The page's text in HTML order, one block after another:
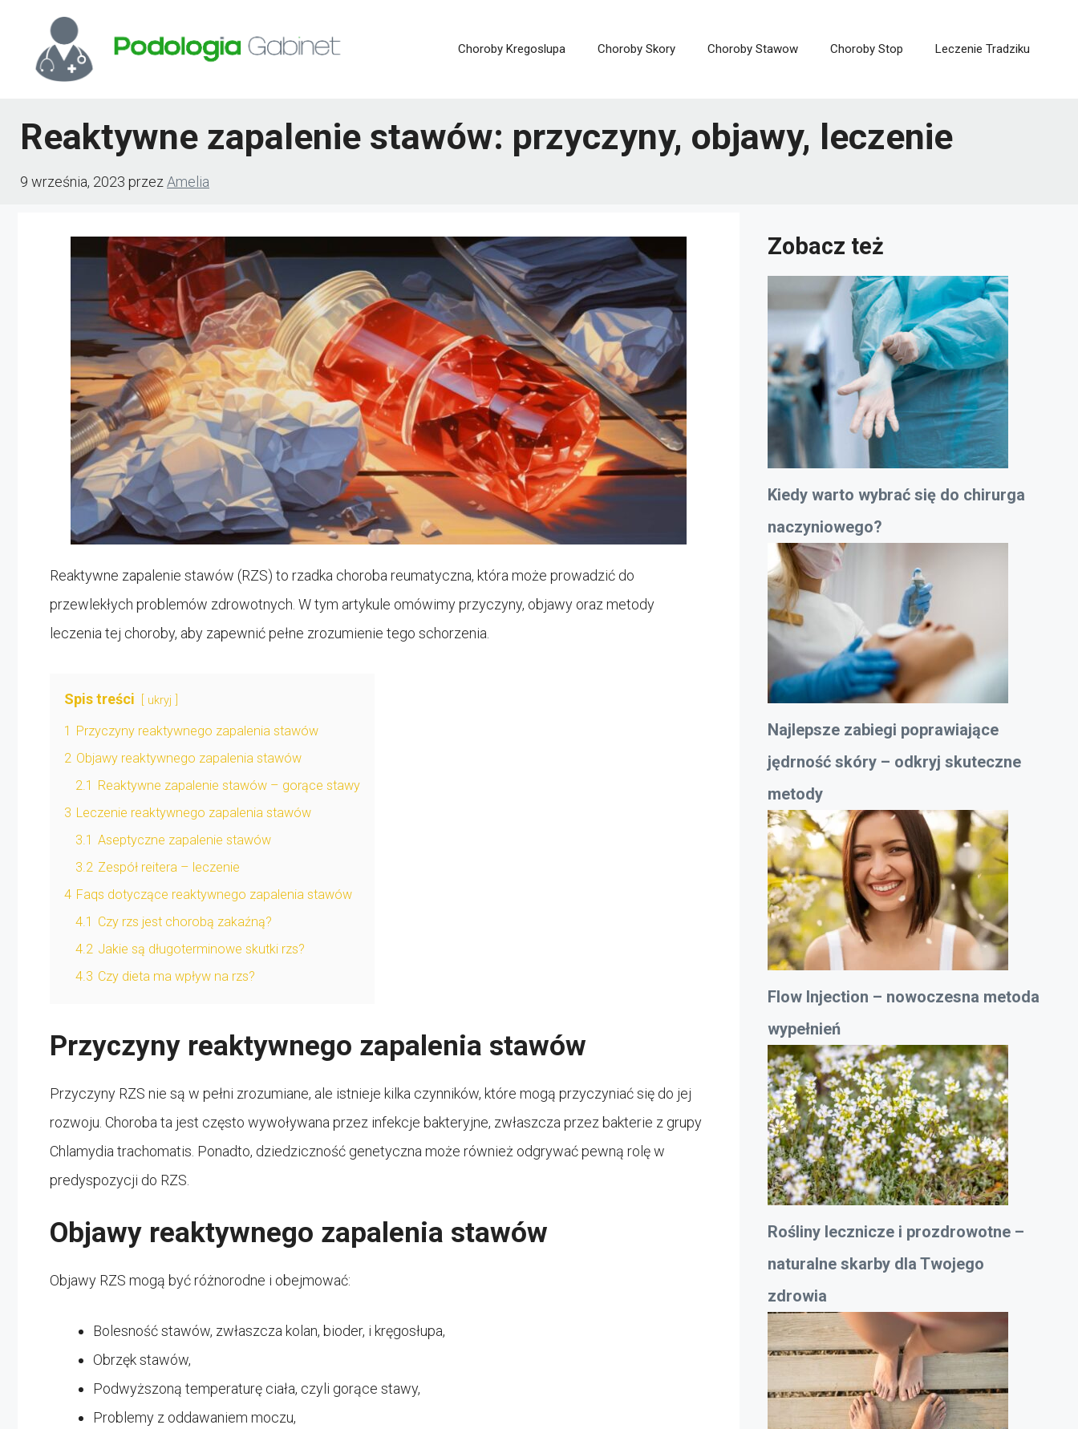
Choroby Kregoslupa Choroby Skory Choroby Stawow Choroby Stop Leczenie Tradziku
Reaktywne zapalenie stawów: przyczyny, objawy, leczenie
9 września, 2023 przez Amelia
Reaktywne zapalenie stawów (RZS) to rzadka choroba reumatyczna, która może prowadzić do
przewlekłych problemów zdrowotnych. W tym artykule omówimy przyczyny, objawy oraz metody
leczenia tej choroby, aby zapewnić pełne zrozumienie tego schorzenia.
Spis treści ukryj
1 Przyczyny reaktywnego zapalenia stawów
2 Objawy reaktywnego zapalenia stawów
2.1 Reaktywne zapalenie stawów – gorące stawy
3 Leczenie reaktywnego zapalenia stawów
3.1 Aseptyczne zapalenie stawów
3.2 Zespół reitera – leczenie
4 Faqs dotyczące reaktywnego zapalenia stawów
4.1 Czy rzs jest chorobą zakaźną?
4.2 Jakie są długoterminowe skutki rzs?
4.3 Czy dieta ma wpływ na rzs?
Przyczyny reaktywnego zapalenia stawów
Przyczyny RZS nie są w pełni zrozumiane, ale istnieje kilka czynników, które mogą przyczyniać się do jej
rozwoju. Choroba ta jest często wywoływana przez infekcje bakteryjne, zwłaszcza przez bakterie z grupy
Chlamydia trachomatis. Ponadto, dziedziczność genetyczna może również odgrywać pewną rolę w
predyspozycji do RZS.
Objawy reaktywnego zapalenia stawów
Objawy RZS mogą być różnorodne i obejmować:
Bolesność stawów, zwłaszcza kolan, bioder, i kręgosłupa,
Obrzęk stawów,
Podwyższoną temperaturę ciała, czyli gorące stawy,
Problemy z oddawaniem moczu,
Zobacz też
Kiedy warto wybrać się do chirurga
naczyniowego?
Najlepsze zabiegi poprawiające
jędrność skóry – odkryj skuteczne
metody
Flow Injection – nowoczesna metoda
wypełnień
Rośliny lecznicze i prozdrowotne –
naturalne skarby dla Twojego
zdrowia